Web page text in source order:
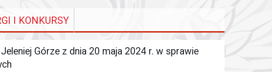
I KONKURSY
Górze z dnia 20 maja 2024 r. w sprawie